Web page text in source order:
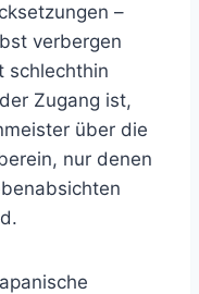
–
verbergen
schlechthin
Zugang ist,
über die
nur denen